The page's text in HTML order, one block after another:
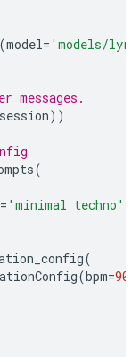
(model= 'models/
messages.
session))
(
= 'minimal techno'
(
(bpm=90